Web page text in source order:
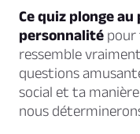
Ce quiz plonge
personnalité pour
ressemble
questions
social et ta
nous